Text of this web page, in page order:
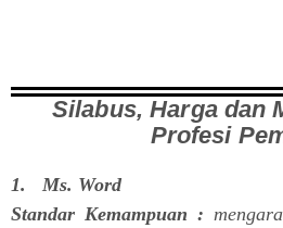
Silabus, Harga dan
Profesi
1. Ms. Word
Standar Kemampuan :